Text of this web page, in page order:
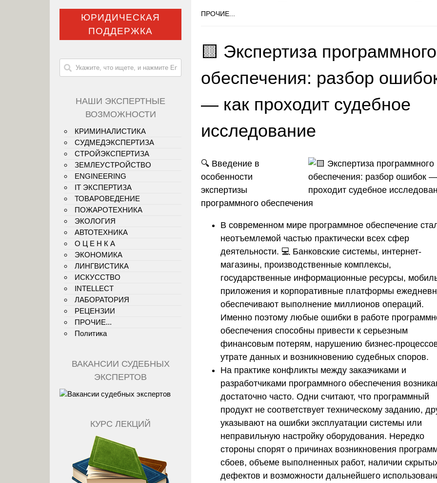
ПРОЧИЕ...
🟨 Экспертиза программного
обеспечения: разбор
— как проходит судебное
исследование
🔍 Введение в
особенности
экспертизы
программного обеспечения
В современном мире программное обеспечение
неотъемлемой частью практически всех сфер
деятельности. 💻 Банковские системы, интернет-
магазины, производственные комплексы,
государственные информационные ресурсы,
приложения и корпоративные платформы
обеспечивают выполнение миллионов операций.
Именно поэтому любые ошибки в работе
обеспечения способны привести к серьезным
финансовым потерям, нарушению бизнес-
утрате данных и возникновению судебных споров.
На практике конфликты между заказчиками и
разработчиками программного обеспечения
достаточно часто. Одни считают, что программный
продукт не соответствует техническому заданию,
указывают на ошибки эксплуатации системы или
неправильную настройку оборудования. Нередко
стороны спорят о причинах возникновения
сбоев, объеме выполненных работ, наличии
дефектов и возможности дальнейшего
ЮРИДИЧЕСКАЯ
ПОДДЕРЖКА
НАШИ ЭКСПЕРТНЫЕ
ВОЗМОЖНОСТИ
КРИМИНАЛИСТИКА
СУДМЕДЭКСПЕРТИЗА
СТРОЙЭКСПЕРТИЗА
ЗЕМЛЕУСТРОЙСТВО
ENGINEERING
IT ЭКСПЕРТИЗА
ТОВАРОВЕДЕНИЕ
ПОЖАРОТЕХНИКА
ЭКОЛОГИЯ
АВТОТЕХНИКА
О Ц Е Н К А
ЭКОНОМИКА
ЛИНГВИСТИКА
ИСКУССТВО
INTELLECT
ЛАБОРАТОРИЯ
РЕЦЕНЗИИ
ПРОЧИЕ...
Политика
ВАКАНСИИ СУДЕБНЫХ
ЭКСПЕРТОВ
КУРС ЛЕКЦИЙ